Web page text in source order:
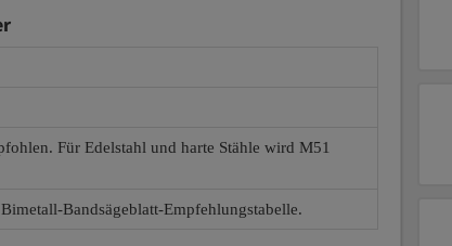
Für Edelstahl und harte Stähle wird M51
Bandsägeblatt-Empfehlungstabelle.